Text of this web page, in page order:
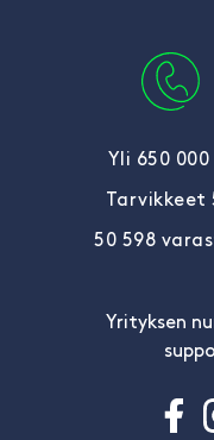
Yli 650
50 598
Yrityksen